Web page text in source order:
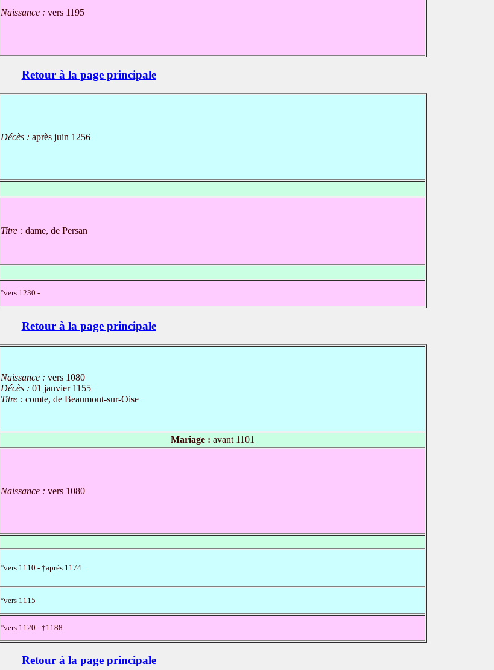
Naissance : vers 1195
Retour à la page principale
Décès : après juin 1256
Titre : dame, de Persan
°vers 1230 -
Retour à la page principale
Naissance : vers 1080
Décès : 01 janvier 1155
Titre : comte, de Beaumont-sur-Oise
Mariage : avant 1101
Naissance : vers 1080
°vers 1110 - †après 1174
°vers 1115 -
°vers 1120 - †1188
Retour à la page principale